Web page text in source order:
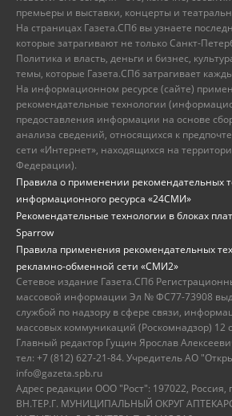
премьеры и выставки, концерты и
На страницах Газета.СПб вы узнаете
которые затрагивают не только Санкт-
Политика и власть, деньги и бизнес,
темы, которые Газета.СПб затрагивает
На информационном ресурсе (сайте)
рекомендательные технологии
предоставления информации на основе
анализа сведений, относящихся к
сети «Интернет», находящихся на
Федерации).
Правила о применении рекомендательных
информационного ресурса «24СМИ»
Рекомендательные технологии в блоках
Sparrow
Правила применения рекомендательных
рекламно-обменной сети «СМИ2»
Сетевое издание Газета.СПб
массовой информации Эл № ФС77-73908
службой по надзору в сфере связи,
массовых коммуникаций (Роскомнадзор) 12
Главный редактор Гущин Ярослав
тел: +7 (812) 627-21-84. Учредитель АО
info@gazeta.spb.ru
Адрес редакции ООО "Рост": 197022, Россия,
ВН.ТЕР.Г. МУНИЦИПАЛЬНЫЙ ОКРУГ